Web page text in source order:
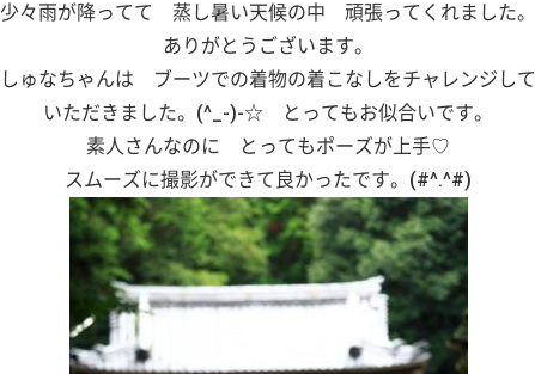
少々雨が降ってて 蒸し暑い天候の中 頑張ってくれました。
ありがとうございます。
しゅなちゃんは ブーツでの着物の着こなしをチャレンジして
いただきました。(^_-)-☆ とってもお似合いです。
素人さんなのに とってもポーズが上手♡
スムーズに撮影ができて良かったです。(#^.^#)